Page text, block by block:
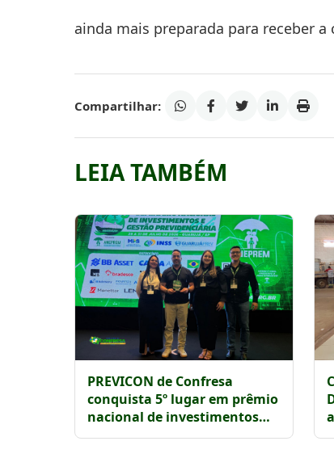
ainda mais preparada para receber a
Compartilhar:
LEIA TAMBÉM
PREVICON de Confresa
conquista 5º lugar em prêmio
nacional de investimentos
previdenciários